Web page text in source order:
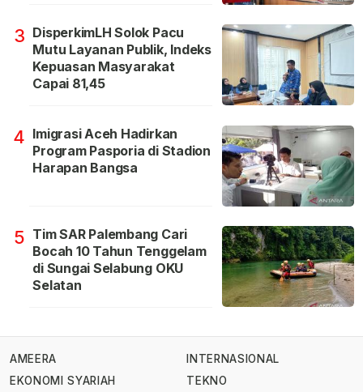
3 DisperkimLH Solok Pacu
Mutu Layanan Publik, Indeks
Kepuasan Masyarakat
Capai 81,45
4 Imigrasi Aceh Hadirkan
Program Pasporia di Stadion
Harapan Bangsa
5 Tim SAR Palembang Cari
Bocah 10 Tahun Tenggelam
di Sungai Selabung OKU
Selatan
AMEERA
EKONOMI SYARIAH
INTERNASIONAL
TEKNO